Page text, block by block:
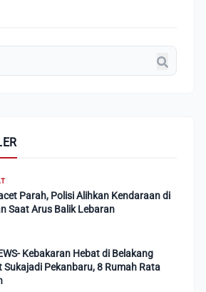
Parah, Polisi Alihkan Kendaraan di
Saat Arus Balik Lebaran
Kebakaran Hebat di Belakang
Sukajadi Pekanbaru, 8 Rumah Rata